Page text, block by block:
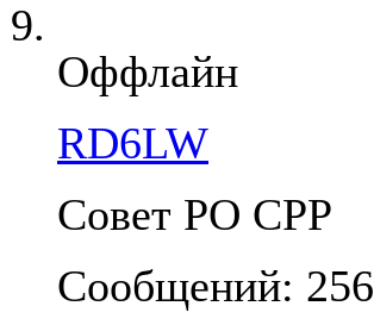
Оффлайн
RD6LW
Совет РО СРР
Сообщений: 256